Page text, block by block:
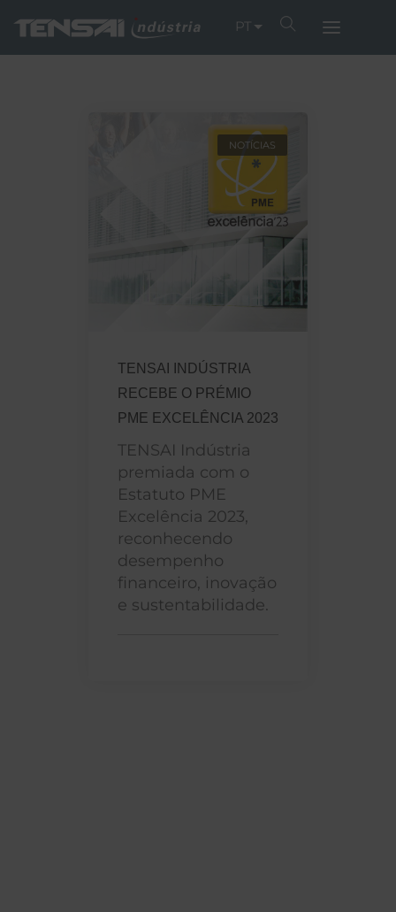
PT
NOTÍCIAS
TENSAI INDÚSTRIA
RECEBE O PRÉMIO
PME EXCELÊNCIA 2023
TENSAI Indústria
premiada com o
Estatuto PME
Excelência 2023,
reconhecendo
desempenho
financeiro, inovação
e sustentabilidade.